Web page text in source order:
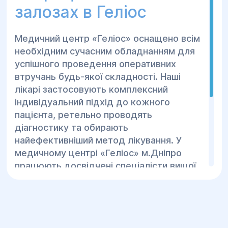
загального стану здоровʼя пацієнтки.
протягом 2-5 діб під постійним наглядом
медичного персоналу. Після цього
пацієнтці надають рекомендації та
відправляють на домашнє відновлення.
Реабілітаційний період після хірургічного
лікування захворювань молочної залози
становить 1-3 місяці, при цьому пацієнтка
повинна дотримуватися таких правил:
Обмежити фізичні навантаження;
Дотримуватися дієти;
залозах в Геліос
Медичний центр «Геліос» оснащено всім
необхідним сучасним обладнанням для
успішного проведення оперативних
втручань будь-якої складності. Наші
лікарі застосовують комплексний
індивідуальний підхід до кожного
пацієнта, ретельно проводять
діагностику та обирають
найефективніший метод лікування. У
медичному центрі «Геліос» м.Дніпро
працюють досвідчені спеціалісти вищої